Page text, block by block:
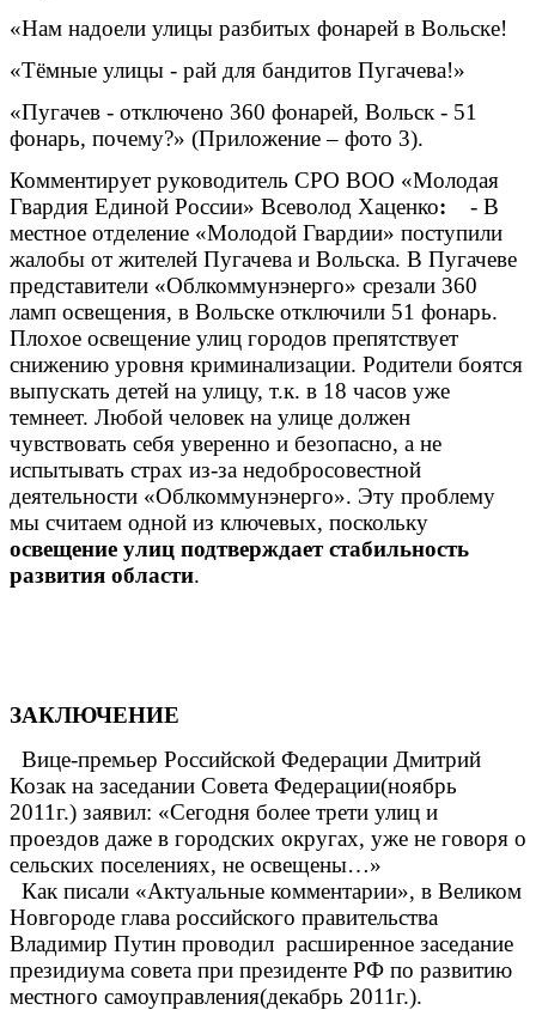
«Нам надоели улицы разбитых фонарей в Вольске!
«Тёмные улицы - рай для бандитов Пугачева!»
«Пугачев - отключено 360 фонарей, Вольск - 51
фонарь, почему?» (Приложение – фото 3).
Комментирует руководитель СРО ВОО «Молодая
Гвардия Единой России» Всеволод Хаценко: - В
местное отделение «Молодой Гвардии» поступили
жалобы от жителей Пугачева и Вольска. В Пугачеве
представители «Облкоммунэнерго» срезали 360
ламп освещения, в Вольске отключили 51 фонарь.
Плохое освещение улиц городов препятствует
снижению уровня криминализации. Родители боятся
выпускать детей на улицу, т.к. в 18 часов уже
темнеет. Любой человек на улице должен
чувствовать себя уверенно и безопасно, а не
испытывать страх из-за недобросовестной
деятельности «Облкоммунэнерго». Эту проблему
мы считаем одной из ключевых, поскольку
освещение улиц подтверждает стабильность
развития области.
ЗАКЛЮЧЕНИЕ
Вице-премьер Российской Федерации Дмитрий
Козак на заседании Совета Федерации(ноябрь
2011г.) заявил: «Cегодня более трети улиц и
проездов даже в городских округах, уже не говоря о
сельских поселениях, не освещены…»
Как писали «Актуальные комментарии», в Великом
Новгороде глава российского правительства
Владимир Путин проводил расширенное заседание
президиума совета при президенте РФ по развитию
местного самоуправления(декабрь 2011г.).